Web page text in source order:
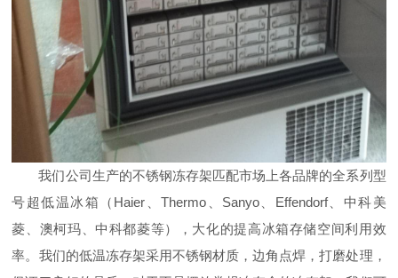
我们公司生产的不锈钢冻存架匹配市场上各品牌的全系列型
号超低温冰箱（Haier、Thermo、Sanyo、Effendorf、中科美
菱、澳柯玛、中科都菱等），大化的提高冰箱存储空间利用效
率。我们的低温冻存架采用不锈钢材质，边角点焊，打磨处理，